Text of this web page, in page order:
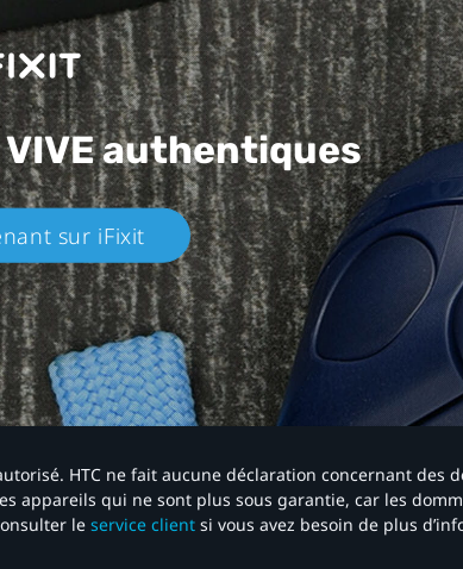
VIVE authentiques​
sur iFixit​
HTC ne fait aucune déclaration concernant des
appareils qui ne sont plus sous garantie, car les
le service client si vous avez besoin de plus